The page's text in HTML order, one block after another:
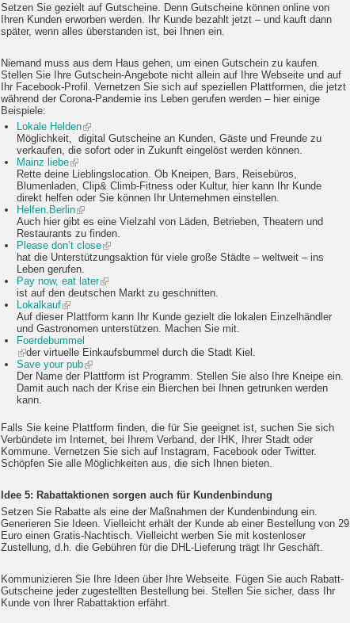
Setzen Sie gezielt auf Gutscheine. Denn Gutscheine können online von
Ihren Kunden erworben werden. Ihr Kunde bezahlt jetzt – und kauft dann
später, wenn alles überstanden ist, bei Ihnen ein.
Niemand muss aus dem Haus gehen, um einen Gutschein zu kaufen.
Stellen Sie Ihre Gutschein-Angebote nicht allein auf Ihre Webseite und auf
Ihr Facebook-Profil. Vernetzen Sie sich auf speziellen Plattformen, die jetzt
während der Corona-Pandemie ins Leben gerufen werden – hier einige
Beispiele:
Lokale Helden
Möglichkeit, digital Gutscheine an Kunden, Gäste und Freunde zu
verkaufen, die sofort oder in Zukunft eingelöst werden können.
Mainz liebe
Rette deine Lieblingslocation. Ob Kneipen, Bars, Reisebüros,
Blumenladen, Clip& Climb-Fitness oder Kultur, hier kann Ihr Kunde
direkt helfen oder Sie können Ihr Unternehmen einstellen.
Helfen.Berlin
Auch hier gibt es eine Vielzahl von Läden, Betrieben, Theatern und
Restaurants zu finden.
Please don’t close
hat die Unterstützungsaktion für viele große Städte – weltweit – ins
Leben gerufen.
Pay now, eat later
ist auf den deutschen Markt zu geschnitten.
Lokalkauf
Auf dieser Plattform kann Ihr Kunde gezielt die lokalen Einzelhändler
und Gastronomen unterstützen. Machen Sie mit.
Foerdebummel
der virtuelle Einkaufsbummel durch die Stadt Kiel.
Save your pub
Der Name der Plattform ist Programm. Stellen Sie also Ihre Kneipe ein.
Damit auch nach der Krise ein Bierchen bei Ihnen getrunken werden
kann.
Falls Sie keine Plattform finden, die für Sie geeignet ist, suchen Sie sich
Verbündete im Internet, bei Ihrem Verband, der IHK, Ihrer Stadt oder
Kommune. Vernetzen Sie sich auf Instagram, Facebook oder Twitter.
Schöpfen Sie alle Möglichkeiten aus, die sich Ihnen bieten.
Idee 5: Rabattaktionen sorgen auch für Kundenbindung
Setzen Sie Rabatte als eine der Maßnahmen der Kundenbindung ein.
Generieren Sie Ideen. Vielleicht erhält der Kunde ab einer Bestellung von 29
Euro einen Gratis-Nachtisch. Vielleicht werben Sie mit kostenloser
Zustellung, d.h. die Gebühren für die DHL-Lieferung trägt Ihr Geschäft.
Kommunizieren Sie Ihre Ideen über Ihre Webseite. Fügen Sie auch Rabatt-
Gutscheine jeder zugestellten Bestellung bei. Stellen Sie sicher, dass Ihr
Kunde von Ihrer Rabattaktion erfährt.